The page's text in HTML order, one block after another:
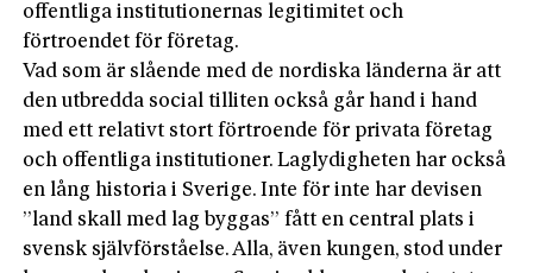
offentliga institutionernas legitimitet och
förtroendet för företag.
Vad som är slående med de nordiska länderna är att
den utbredda social tilliten också går hand i hand
med ett relativt stort förtroende för privata företag
och offentliga institutioner. Laglydigheten har också
en lång historia i Sverige. Inte för inte har devisen
”land skall med lag byggas” fått en central plats i
svensk självförståelse. Alla, även kungen, stod under